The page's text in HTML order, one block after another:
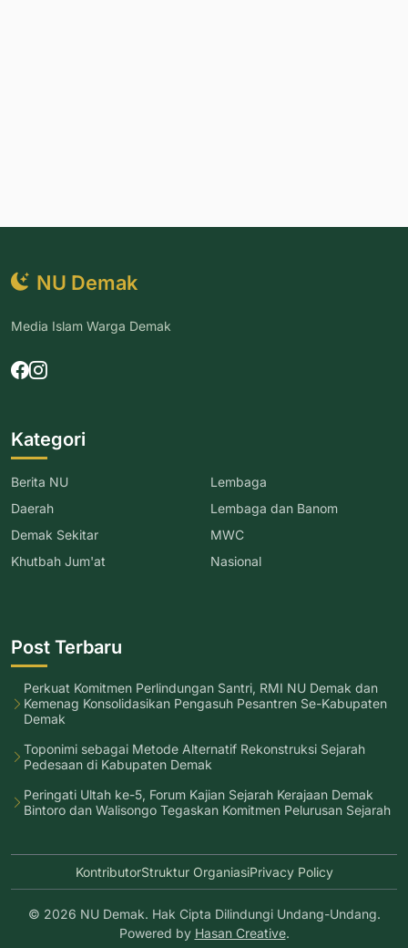
NU Demak
Media Islam Warga Demak
Kategori
Berita NU
Daerah
Demak Sekitar
Khutbah Jum'at
Lembaga
Lembaga dan Banom
MWC
Nasional
Post Terbaru
Perkuat Komitmen Perlindungan Santri, RMI NU Demak dan
Kemenag Konsolidasikan Pengasuh Pesantren Se-Kabupaten
Demak
Toponimi sebagai Metode Alternatif Rekonstruksi Sejarah
Pedesaan di Kabupaten Demak
Peringati Ultah ke-5, Forum Kajian Sejarah Kerajaan Demak
Bintoro dan Walisongo Tegaskan Komitmen Pelurusan Sejarah
KontributorStruktur OrganiasiPrivacy Policy
© 2026 NU Demak. Hak Cipta Dilindungi Undang-Undang.
Powered by Hasan Creative.